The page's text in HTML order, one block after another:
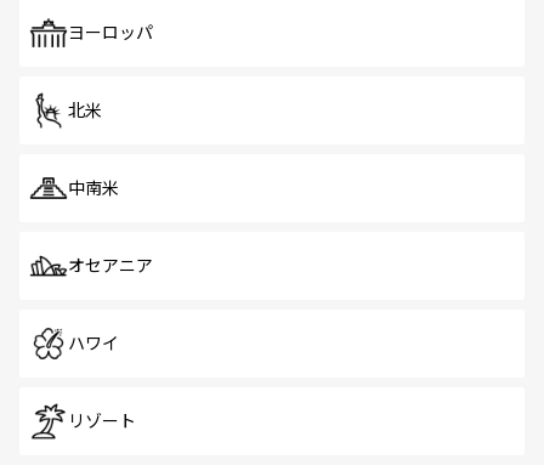
で、ホーカーズは地元の風情を楽しめる外せないスポット
ヨーロッパ
北米
中南米
オセアニア
ハワイ
リゾート